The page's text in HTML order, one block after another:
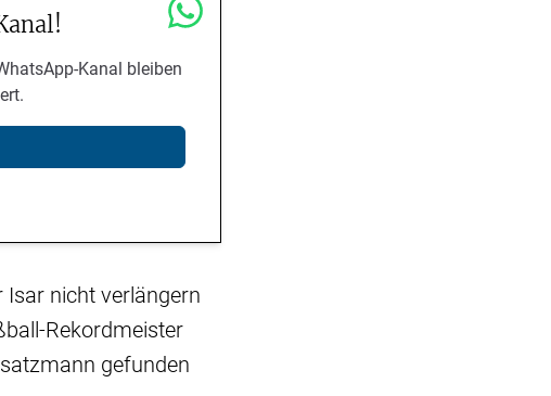
Kanal bleiben
Isar nicht verlängern
Rekordmeister
gefunden